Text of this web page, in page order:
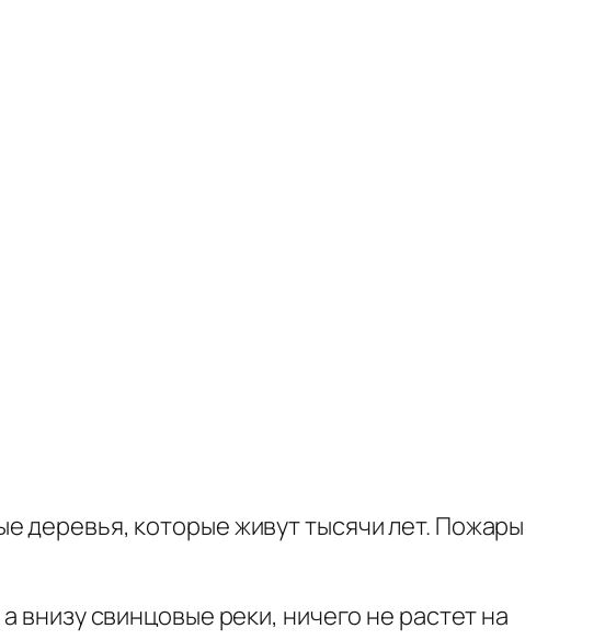
деревья, которые живут тысячи лет. Пожары
свинцовые реки, ничего не растет на